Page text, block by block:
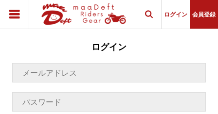
ログイン 会員登録
ログイン